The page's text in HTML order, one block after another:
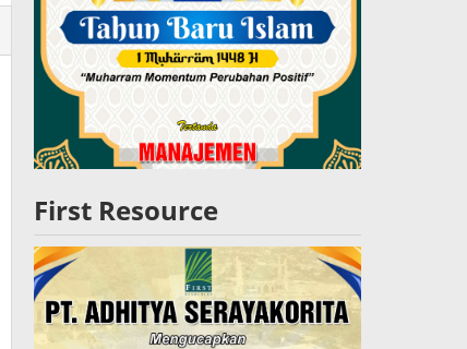
First Resource